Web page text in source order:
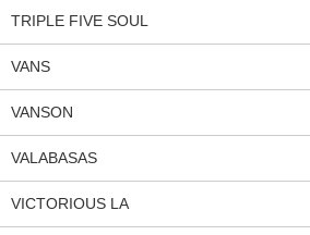
TRIPLE FIVE SOUL
VANS
VANSON
VALABASAS
VICTORIOUS LA